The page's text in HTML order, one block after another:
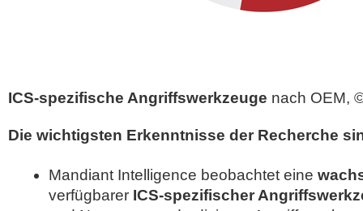
ICS-spezifische Angriffswerkzeuge nach OEM,
Die wichtigsten Erkenntnisse der Recherche
Mandiant Intelligence beobachtet eine
verfügbarer ICS-spezifischer